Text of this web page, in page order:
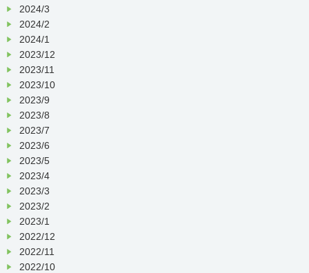
2024/3
2024/2
2024/1
2023/12
2023/11
2023/10
2023/9
2023/8
2023/7
2023/6
2023/5
2023/4
2023/3
2023/2
2023/1
2022/12
2022/11
2022/10